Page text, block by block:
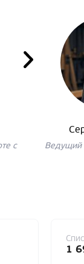
с
Ведущий
1